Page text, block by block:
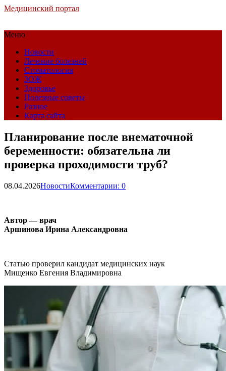
Медицинский портал
Меню
Новости
Лечение болезней
Стоматология
ЗОЖ
Здоровье
Полезные советы
Разное
Карта сайта
Планирование после внематочной
беременности: обязательна ли
проверка проходимости труб?
08.04.2026НовостиКомментарии: 0
Автор — врач
Аршинова Ирина Александровна
Статью проверил кандидат медицинских наук
Мищенко Евгения Владимировна